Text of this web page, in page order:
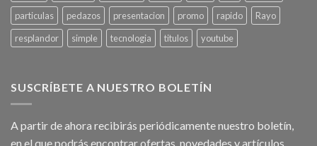
particulas
pedazos presentacion promo rapido
Rayo
resplandor
simple tecnologia titulos youtube
SUSCRÍBETE A NUESTRO BOLETÍN
A partir de ahora recibirás periódicamente nuestro boletín,
en el que podrás encontrar ofertas, novedades y artículos